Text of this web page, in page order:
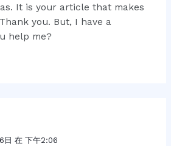
It is your article that makes
you. But, I have a
help me?
日 在 下午2:06